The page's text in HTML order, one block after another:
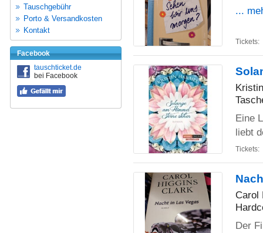
Tauschgebühr
Porto & Versandkosten
Kontakt
Facebook
tauschticket.de
bei Facebook
...
Tickets:
Eine
liebt
Tickets:
Carol
Der